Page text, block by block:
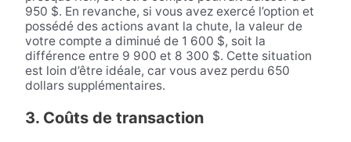
950 $. En revanche, si vous avez exercé l’option et
possédé des actions avant la chute, la valeur de
votre compte a diminué de 1 600 $, soit la
différence entre 9 900 et 8 300 $. Cette situation
est loin d’être idéale, car vous avez perdu 650
dollars supplémentaires.
3. Coûts de transaction